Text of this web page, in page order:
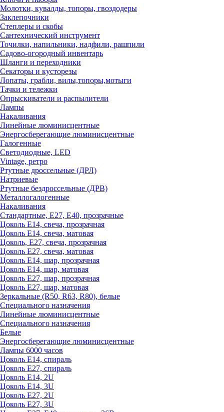
Молотки, кувалды, топоры, гвоздодеры
Заклепочники
Степлеры и скобы
Сантехнический инструмент
Точилки, напильники, надфили, рашпили
Садово-огородный инвентарь
Шланги и переходники
Секаторы и кусторезы
Лопаты, грабли, вилы,топоры,мотыги
Тачки и тележки
Опрыскиватели и распылители
Лампы
Накаливания
Линейные люминисцентные
Энергосберегающие люминисцентные
Галогенные
Светодиодные, LED
Vintage, ретро
Ртутные дроссельные (ДРЛ)
Натриевые
Ртутные бездроссельные (ДРВ)
Металлогалогенные
Накаливания
Стандартные, Е27, Е40, прозрачные
Цоколь Е14, свеча, прозрачная
Цоколь Е14, свеча, матовая
Цоколь, Е27, свеча, прозрачная
Цоколь Е27, свеча, матовая
Цоколь Е14, шар, прозрачная
Цоколь Е14, шар, матовая
Цоколь Е27, шар, прозрачная
Цоколь Е27, шар, матовая
Зеркальные (R50, R63, R80), белые
Специального назначения
Линейные люминисцентные
Специального назначения
Белые
Энергосберегающие люминисцентные
Лампы 6000 часов
Цоколь Е14, спираль
Цоколь Е27, спираль
Цоколь Е14, 2U
Цоколь Е14, 3U
Цоколь Е27, 2U
Цоколь Е27, 3U